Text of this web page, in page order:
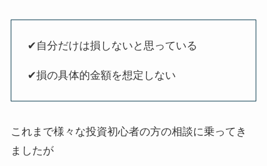
✔︎自分だけは損しないと思っている
✔︎損の具体的金額を想定しない
これまで様々な投資初心者の方の相談に乗ってき
ましたが